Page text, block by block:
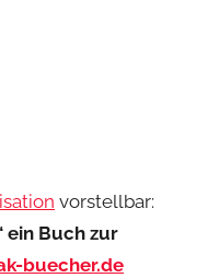
vorstellbar:
ein Buch zur
buecher.de